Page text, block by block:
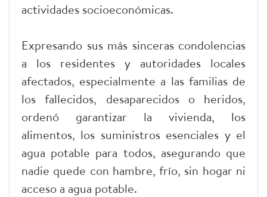
actividades socioeconómicas.
Expresando sus más sinceras condolencias
a los residentes y autoridades locales
afectados, especialmente a las familias de
los fallecidos, desaparecidos o heridos,
ordenó garantizar la vivienda, los
alimentos, los suministros esenciales y el
agua potable para todos, asegurando que
nadie quede con hambre, frío, sin hogar ni
acceso a agua potable.